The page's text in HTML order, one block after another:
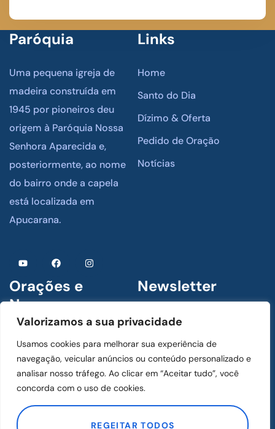
Valorizamos a sua privacidade
Usamos cookies para melhorar sua experiência de
navegação, veicular anúncios ou conteúdo personalizado e
analisar nosso tráfego. Ao clicar em “Aceitar tudo”, você
concorda com o uso de cookies.
REGEITAR TODOS
Paróquia
Uma pequena igreja de
madeira construída em
1945 por pioneiros deu
origem à Paróquia Nossa
Senhora Aparecida e,
posteriormente, ao nome
do bairro onde a capela
está localizada em
Apucarana.
Links
Home
Santo do Dia
Dízimo & Oferta
Pedido de Oração
Notícias
Orações e
Novenas
1 De Julho De 2024
Menino Jesus de Praga
Mãos Ensanguentadas de
Newsletter
Assine para receber
novidades